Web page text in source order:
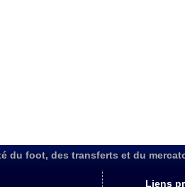
du foot, des transferts et du
Liens